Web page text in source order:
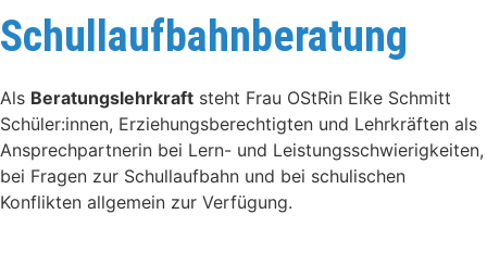
Schullaufbahnberatung
Als Beratungslehrkraft steht Frau OStRin Elke Schmitt
Schüler:innen, Erziehungsberechtigten und Lehrkräften als
Ansprechpartnerin bei Lern- und Leistungsschwierigkeiten,
bei Fragen zur Schullaufbahn und bei schulischen
Konflikten allgemein zur Verfügung.